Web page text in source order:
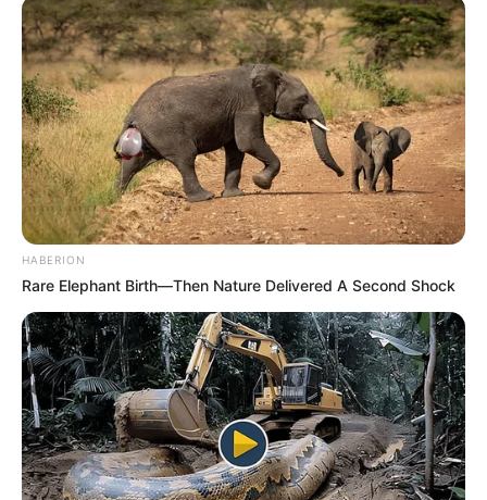
unterhalb derBurg Sayn, dem Sitz der Vorfahren der
Fürsten von Sayn-Wittgenstein.
Abtei Sayn
Mit seinen romanischen, gotischen und
barocken Bauteilen, zu denen auch ein
uralter Kreuzgang gehört, ist die Abtei
Sayn eine von mehreren Sehenswürdigkeiten im Umfeld
von Schloss Saynin Bendorf-Sayn.
Burg Sayn
Die heute noch in Teilen erhaltene Anlage
gilt als ehemalige Burg der Grafen von
Sayn auch als ein Stammsitz der Fürsten
von Sayn-Wittgenstein.
Schloss Engers
Ein unmittelbar am Rhein stehendes
HABERION
Rare Elephant Birth—Then Nature Delivered A Second Shock